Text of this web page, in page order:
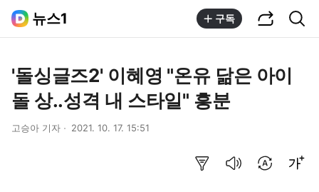
뉴스1 구독
'돌싱글즈2' 이혜영 "온유 닮은 아이
돌 상..성격 내 스타일" 흥분
고승아 기자 2021. 10. 17. 15:51